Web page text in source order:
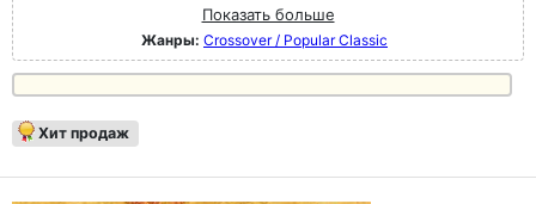
Показать больше
Жанры: Crossover / Popular Classic
Хит продаж